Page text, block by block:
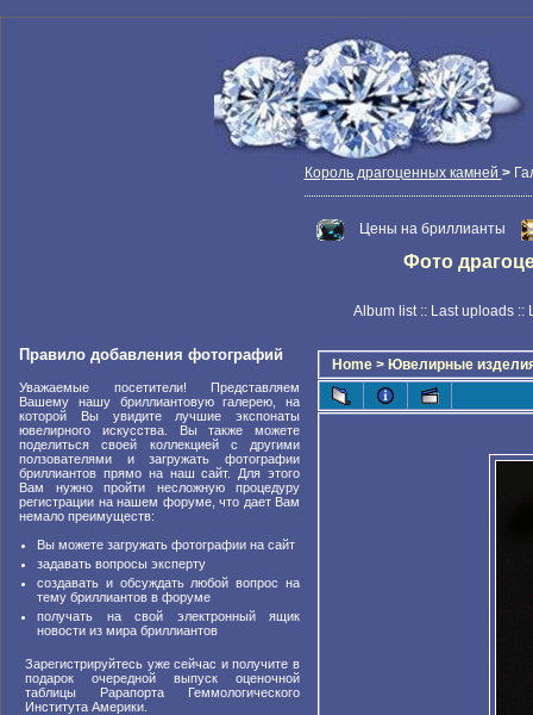
Король драгоценных камней >
Цены на бриллианты
Фото
Album list:: Last uploads ::
Правило добавления фотографий
Уважаемые посетители! Представляем
Вашему нашу бриллиантовую галерею, на
которой Вы увидите лучшие экспонаты
ювелирного искусства. Вы также можете
поделиться своей коллекцией с другими
ползователями и загружать фотографии
бриллиантов прямо на наш сайт. Для этого
Вам нужно пройти несложную процедуру
регистрации на нашем форуме, что дает Вам
немало преимуществ:
Вы можете загружать фотографии на сайт
задавать вопросы эксперту
создавать и обсуждать любой вопрос на
тему бриллиантов в форуме
получать на свой электронный ящик
новости из мира бриллиантов
Зарегистрируйтесь уже сейчас и получите в
подарок очередной выпуск оценочной
таблицы Рарапорта Геммологического
Института Америки.
Home > Ювелирные